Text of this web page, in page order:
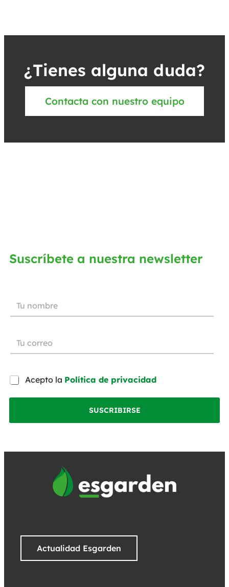
¿Tienes alguna duda?
Contacta con nuestro equipo
Suscríbete a nuestra newsletter
Acepto la Política de privacidad
SUSCRIBIRSE
Actualidad Esgarden